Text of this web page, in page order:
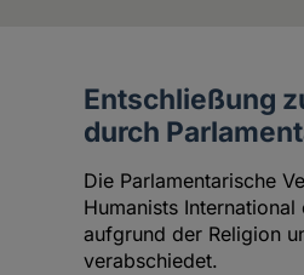
Artikel
des
Entschließung
durch
Die Parlamentarische
Humanists
aufgrund der Religion
verabschiedet.